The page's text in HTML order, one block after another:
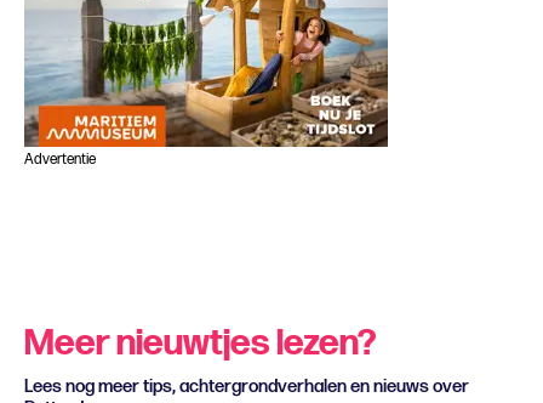
Advertentie
Meer nieuwtjes lezen?
Lees nog meer tips, achtergrondverhalen en nieuws over